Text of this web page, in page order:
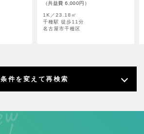
（共益費 6,000円）
名古屋市千種区
1K／23.18㎡
千種駅 徒歩11分
条件を変えて再検索